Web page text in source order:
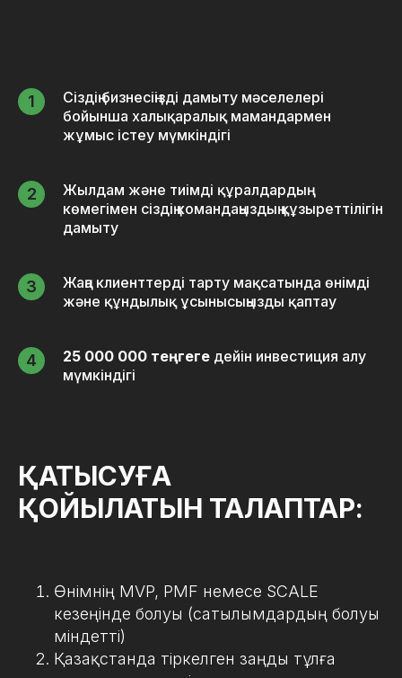
Сіздің бизнесіңізді дамыту мәселелері
бойынша халықаралық мамандармен
жұмыс істеу мүмкіндігі
Жылдам және тиімді құралдардың
көмегімен сіздің командаңыздың құзыреттілігін
дамыту
Жаңа клиенттерді тарту мақсатында өнімді
және құндылық ұсынысыңызды қаптау
25 000 000 теңгеге дейін инвестиция алу
мүмкіндігі
ҚАТЫСУҒА
ҚОЙЫЛАТЫН ТАЛАПТАР:
Өнімнің MVP, PMF немесе SCALE
кезеңінде болуы (сатылымдардың болуы
міндетті)
Қазақстанда тіркелген заңды тұлға